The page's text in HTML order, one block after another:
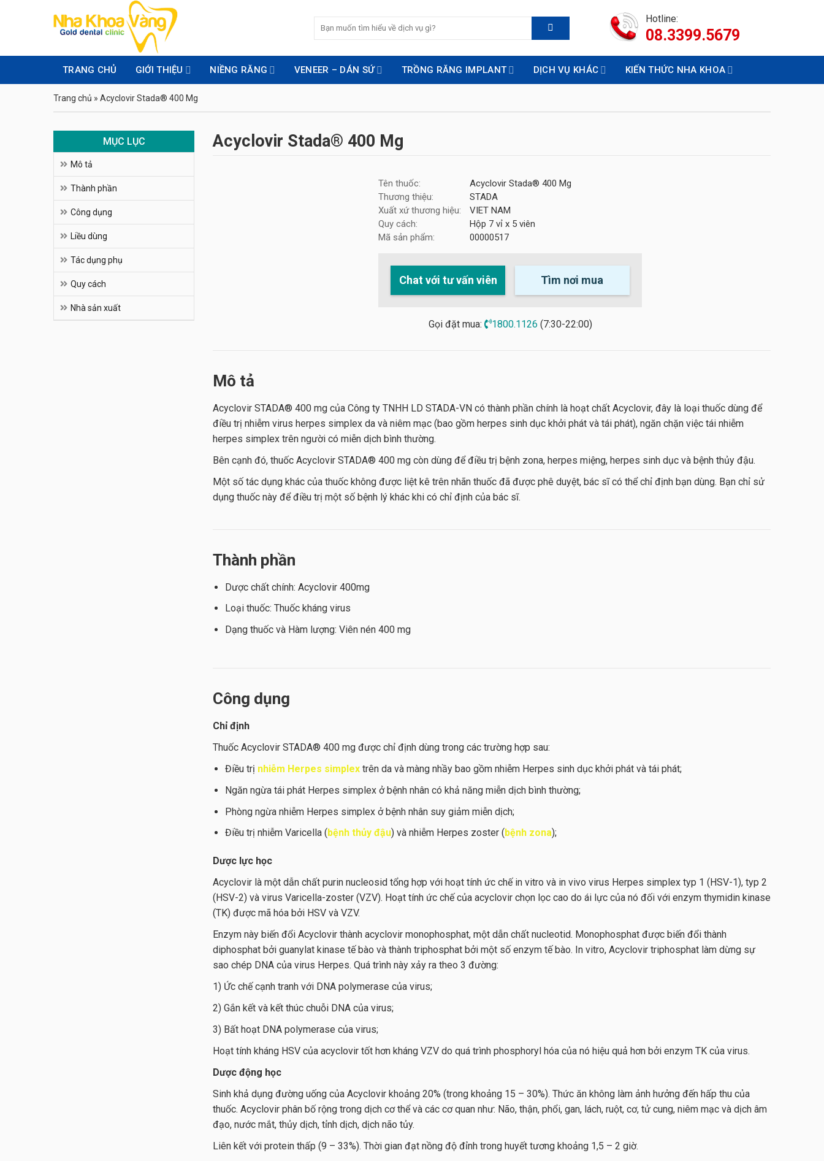
Hotline:
08.3399.5679
TRANG CHỦ GIỚI THIỆU NIỀNG RĂNG VENEER – DÁN SỨ TRỒNG RĂNG IMPLANT DỊCH VỤ KHÁC KIẾN THỨC NHA KHOA
Trang chủ » Acyclovir Stada® 400 Mg
MỤC LỤC
Mô tả
Thành phần
Công dụng
Liều dùng
Tác dụng phụ
Quy cách
Nhà sản xuất
Acyclovir Stada® 400 Mg
Tên thuốc:
Acyclovir Stada® 400 Mg
Thương thiệu:
STADA
Xuất xứ thương hiệu:
VIET NAM
Quy cách:
Hộp 7 vỉ x 5 viên
Mã sản phẩm:
00000517
Chat với tư vấn viên Tìm nơi mua
Gọi đặt mua: 1800.1126 (7:30-22:00)
Mô tả
Acyclovir STADA® 400 mg của Công ty TNHH LD STADA-VN có thành phần chính là hoạt chất Acyclovir, đây là loại thuốc dùng để
điều trị nhiễm virus herpes simplex da và niêm mạc (bao gồm herpes sinh dục khởi phát và tái phát), ngăn chặn việc tái nhiễm
herpes simplex trên người có miễn dịch bình thường.
Bên cạnh đó, thuốc Acyclovir STADA® 400 mg còn dùng để điều trị bệnh zona, herpes miệng, herpes sinh dục và bệnh thủy đậu.
Một số tác dụng khác của thuốc không được liệt kê trên nhãn thuốc đã được phê duyệt, bác sĩ có thể chỉ định bạn dùng. Bạn chỉ sử
dụng thuốc này để điều trị một số bệnh lý khác khi có chỉ định của bác sĩ.
Thành phần
Dược chất chính: Acyclovir 400mg
Loại thuốc: Thuốc kháng virus
Dạng thuốc và Hàm lượng: Viên nén 400 mg
Công dụng
Chỉ định
Thuốc Acyclovir STADA® 400 mg được chỉ định dùng trong các trường hợp sau:
Điều trị nhiễm Herpes simplex trên da và màng nhầy bao gồm nhiễm Herpes sinh dục khởi phát và tái phát;
Ngăn ngừa tái phát Herpes simplex ở bệnh nhân có khả năng miễn dịch bình thường;
Phòng ngừa nhiễm Herpes simplex ở bệnh nhân suy giảm miễn dịch;
Điều trị nhiễm Varicella ( bệnh thủy đậu) và nhiễm Herpes zoster ( bệnh zona);
Dược lực học
Acyclovir là một dẫn chất purin nucleosid tổng hợp với hoạt tính ức chế in vitro và in vivo virus Herpes simplex typ 1 (HSV-1), typ 2
(HSV-2) và virus Varicella-zoster (VZV). Hoạt tính ức chế của acyclovir chọn lọc cao do ái lực của nó đối với enzym thymidin kinase
(TK) được mã hóa bởi HSV và VZV.
Enzym này biến đổi Acyclovir thành acyclovir monophosphat, một dẫn chất nucleotid. Monophosphat được biến đổi thành
diphosphat bởi guanylat kinase tế bào và thành triphosphat bởi một số enzym tế bào. In vitro, Acyclovir triphosphat làm dừng sự
sao chép DNA của virus Herpes. Quá trình này xảy ra theo 3 đường:
1) Ức chế cạnh tranh với DNA polymerase của virus;
2) Gắn kết và kết thúc chuỗi DNA của virus;
3) Bất hoạt DNA polymerase của virus;
Hoạt tính kháng HSV của acyclovir tốt hơn kháng VZV do quá trình phosphoryl hóa của nó hiệu quả hơn bởi enzym TK của virus.
Dược động học
Sinh khả dụng đường uống của Acyclovir khoảng 20% (trong khoảng 15 – 30%). Thức ăn không làm ảnh hưởng đến hấp thu của
thuốc. Acyclovir phân bố rộng trong dịch cơ thể và các cơ quan như: Não, thận, phổi, gan, lách, ruột, cơ, tử cung, niêm mạc và dịch âm
đạo, nước mắt, thủy dịch, tỉnh dịch, dịch não tủy.
Liên kết với protein thấp (9 – 33%). Thời gian đạt nồng độ đỉnh trong huyết tương khoảng 1,5 – 2 giờ.